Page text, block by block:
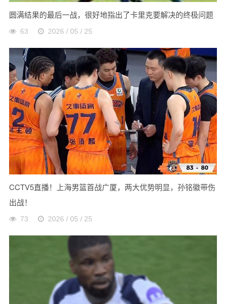
圆满结果的最后一战，很好地指出了卡里克要解决的终极问题
63 2026 / 05 / 25
CCTV5直播！上海男篮首战广厦，两大优势明显，孙铭徽带伤
出战！
73 2026 / 05 / 25